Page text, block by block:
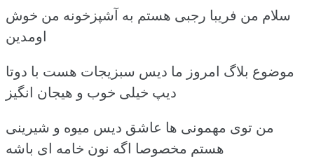
سلام من فریبا رجبی هستم به آشپزخونه من خوش
اومدین
موضوع بلاگ امروز ما دیس سبزیجات هست با دوتا
دیپ خیلی خوب و هیجان انگیز
من توی مهمونی ها عاشق دیس میوه و شیرینی
هستم مخصوصا اگه نون خامه ای باشه